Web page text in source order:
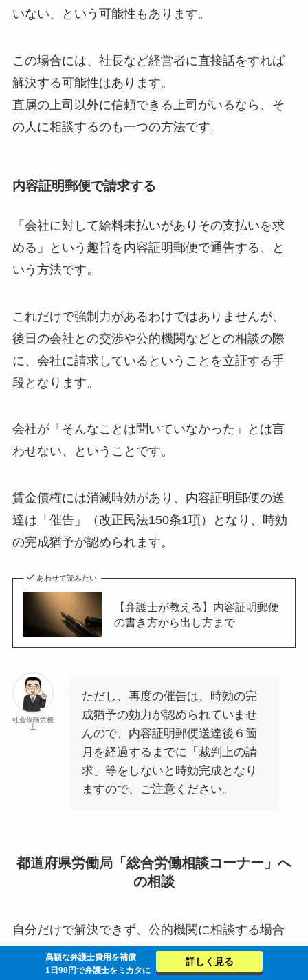
いない、という可能性もあります。
この場合には、社長など経営者に直接話をすれば
解決する可能性はあります。
直属の上司以外に信頼できる上司がいるなら、そ
の人に相談するのも一つの方法です。
内容証明郵便で請求する
「会社に対して給料未払いがありその支払いを求
める」という趣旨を内容証明郵便で通告する、と
いう方法です。
これだけで強制力があるわけではありませんが、
後日の会社との交渉や公的機関などとの相談の際
に、会社に請求しているということを立証する手
段となります。
会社が「そんなことは聞いていなかった」とは言
わせない、ということです。
賃金債権には消滅時効があり、内容証明郵便の送
達は「催告」（改正民法150条1項）となり、時効
の完成猶予が認められます。
あわせて読みたい
【弁護士が教える】内容証明郵便
の書き方から出し方まで
社会保険労務
士
ただし、再度の催告は、時効の完
成猶予の効力が認められていませ
んので、内容証明郵便送達後６箇
月を経過するまでに「裁判上の請
求」等をしないと時効完成となり
ますので、ご注意ください。
都道府県労働局「総合労働相談コーナー」へ
の相談
自分だけで解決できず、公的機関に相談する場合
には、まず総合労働相談コーナーに相談すること
をお勧めします。
高額な弁護士費用を補償
1日98円で弁護士をミカタに
詳しく見る